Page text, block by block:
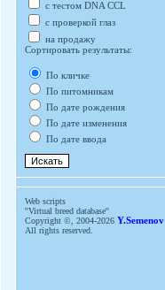
с тестом DNA CCL
с проверкой глаз
на продажу
Сортировать результаты:
По кличке
По питомникам
По дате рождения
По дате изменения
По дате ввода
Web scripts
''Virtual breed database''
Copyright ©, 2004-2026 Y.Semenov
All rights reserved.